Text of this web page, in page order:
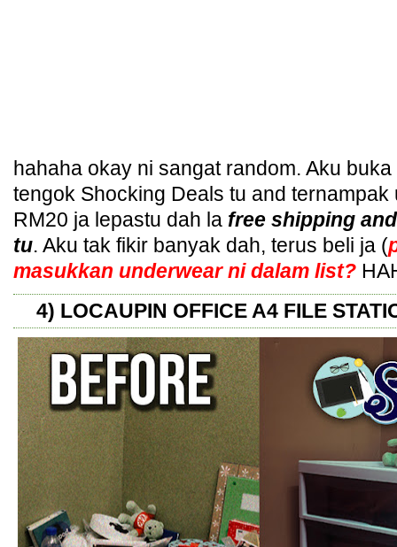
hahaha okay ni sangat random. Aku
tengok Shocking Deals tu and
RM20 ja lepastu dah la free shipping
tu. Aku tak fikir banyak dah, terus beli ja (
masukkan underwear ni dalam list?
4) LOCAUPIN OFFICE A4 FILE